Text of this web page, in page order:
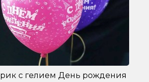
с гелием День рождения